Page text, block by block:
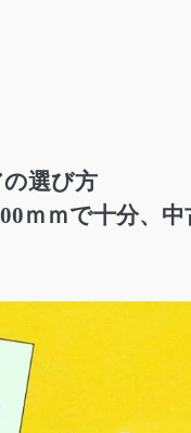
選び方
ｍｍで十分、